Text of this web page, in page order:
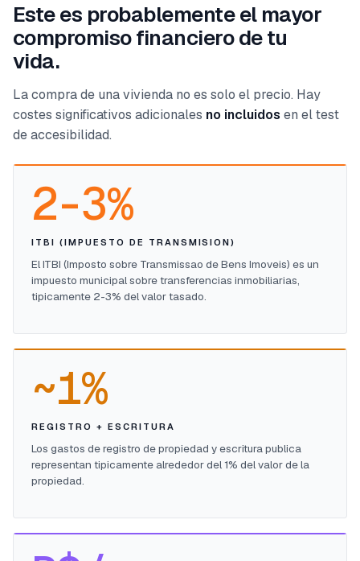
Este es probablemente el mayor
compromiso financiero de tu
vida.
La compra de una vivienda no es solo el precio. Hay
costes significativos adicionales no incluidos en el test
de accesibilidad.
2-3%
ITBI (IMPUESTO DE TRANSMISION)
El ITBI (Imposto sobre Transmissao de Bens Imoveis) es un
impuesto municipal sobre transferencias inmobiliarias,
tipicamente 2-3% del valor tasado.
~1%
REGISTRO + ESCRITURA
Los gastos de registro de propiedad y escritura publica
representan tipicamente alrededor del 1% del valor de la
propiedad.